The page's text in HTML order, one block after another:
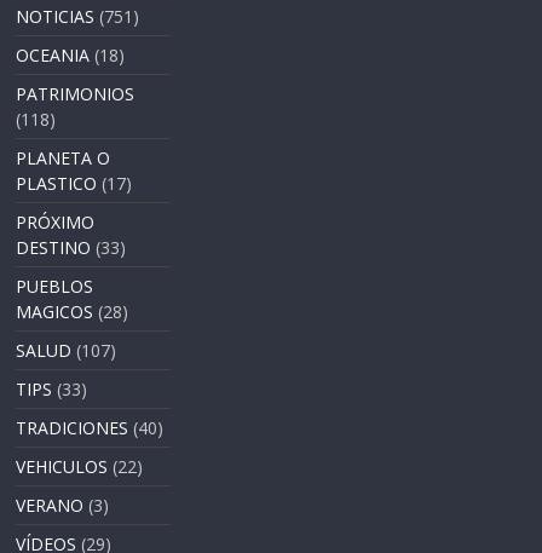
NOTICIAS (751)
OCEANIA (18)
PATRIMONIOS
(118)
PLANETA O
PLASTICO (17)
PRÓXIMO
DESTINO (33)
PUEBLOS
MAGICOS (28)
SALUD (107)
TIPS (33)
TRADICIONES (40)
VEHICULOS (22)
VERANO (3)
VÍDEOS (29)